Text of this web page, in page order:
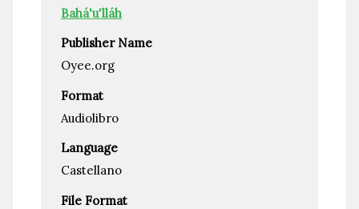
Bahá'u'lláh
Publisher Name
Oyee.org
Format
Audiolibro
Language
Castellano
File Format